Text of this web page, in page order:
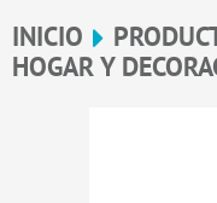
INICIO
HOGAR Y